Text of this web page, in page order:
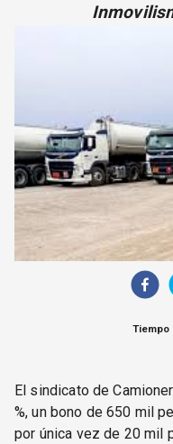
Tiempo
El sindicato de
%, un bono de 650 mil
por única vez de 20 mil